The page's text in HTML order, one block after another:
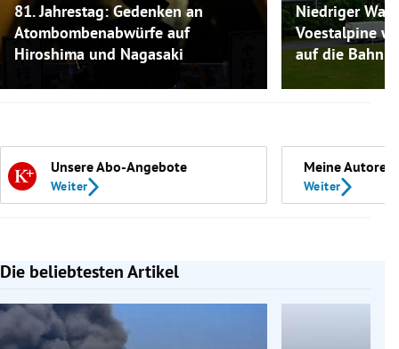
81. Jahrestag: Gedenken an
Atombombenabwürfe auf
Hiroshima und Nagasaki
Niedriger
Voestalpine
auf die Bahn
Unsere Abo-Angebote
Weiter
Meine Autoren
Weiter
Die beliebtesten Artikel
Slide 1 von 7